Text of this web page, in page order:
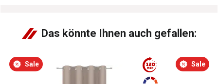
Das könnte Ihnen auch gefallen:
Sale Sale